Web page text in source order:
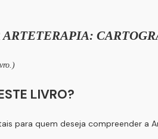
ARTETERAPIA:
LIVRO?
para quem deseja compreender a